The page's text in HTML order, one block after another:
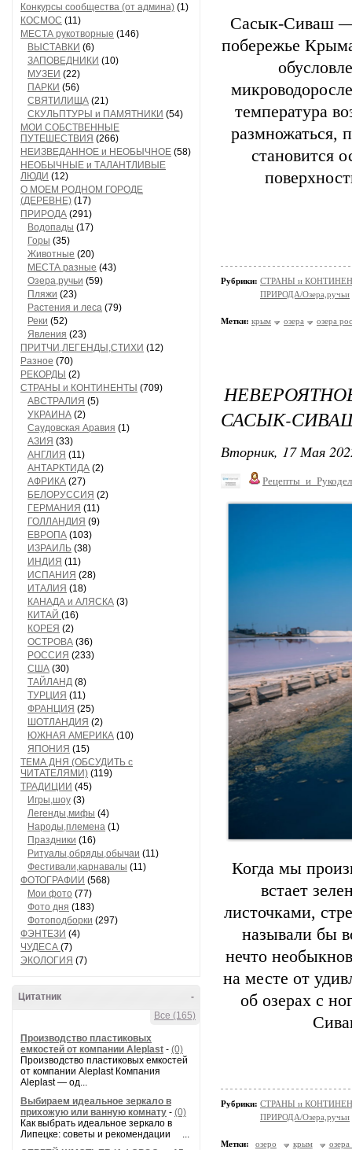
Конкурсы сообщества (от админа) (1)
КОСМОС (11)
МЕСТА рукотворные (146)
ВЫСТАВКИ (6)
ЗАПОВЕДНИКИ (10)
МУЗЕИ (22)
ПАРКИ (56)
СВЯТИЛИЩА (21)
СКУЛЬПТУРЫ и ПАМЯТНИКИ (54)
МОИ СОБСТВЕННЫЕ
ПУТЕШЕСТВИЯ (266)
НЕИЗВЕДАННОЕ и НЕОБЫЧНОЕ (58)
НЕОБЫЧНЫЕ и ТАЛАНТЛИВЫЕ
ЛЮДИ (12)
О МОЕМ РОДНОМ ГОРОДЕ
(ДЕРЕВНЕ) (17)
ПРИРОДА (291)
Водопады (17)
Горы (35)
Животные (20)
МЕСТА разные (43)
Озера,ручьи (59)
Пляжи (23)
Растения и леса (79)
Реки (52)
Явления (23)
ПРИТЧИ,ЛЕГЕНДЫ,СТИХИ (12)
Разное (70)
РЕКОРДЫ (2)
СТРАНЫ и КОНТИНЕНТЫ (709)
АВСТРАЛИЯ (5)
УКРАИНА (2)
Саудовская Аравия (1)
АЗИЯ (33)
АНГЛИЯ (11)
АНТАРКТИДА (2)
АФРИКА (27)
БЕЛОРУССИЯ (2)
ГЕРМАНИЯ (11)
ГОЛЛАНДИЯ (9)
ЕВРОПА (103)
ИЗРАИЛЬ (38)
ИНДИЯ (11)
ИСПАНИЯ (28)
ИТАЛИЯ (18)
КАНАДА и АЛЯСКА (3)
КИТАЙ (16)
КОРЕЯ (2)
ОСТРОВА (36)
РОССИЯ (233)
США (30)
ТАЙЛАНД (8)
ТУРЦИЯ (11)
ФРАНЦИЯ (25)
ШОТЛАНДИЯ (2)
ЮЖНАЯ АМЕРИКА (10)
ЯПОНИЯ (15)
ТЕМА ДНЯ (ОБСУДИТЬ с
ЧИТАТЕЛЯМИ) (119)
ТРАДИЦИИ (45)
Игры,шоу (3)
Легенды,мифы (4)
Народы,племена (1)
Праздники (16)
Ритуалы,обряды,обычаи (11)
Фестивали,карнавалы (11)
ФОТОГРАФИИ (568)
Мои фото (77)
Фото дня (183)
Фотоподборки (297)
ФЭНТЕЗИ (4)
ЧУДЕСА (7)
ЭКОЛОГИЯ (7)
-
Цитатник
Все (165)
Производство пластиковых
емкостей от компании Aleplast - (0)
Производство пластиковых емкостей
от компании Aleplast Компания
Aleplast — од...
Выбираем идеальное зеркало в
прихожую или ванную комнату - (0)
Как выбрать идеальное зеркало в
Липецке: советы и рекомендации ...
Сасык-Сиваш —
побережье
температура
размножаться,
становится
Рубрики: СТРАНЫ и
ПРИРОДА/Озера,ручьи
Метки: крым озера озера
САСЫК-
Вторник, 17 Мая
Когда мы
встает
листочками,
называли бы
нечто
на месте от
об озерах с
Рубрики: СТРАНЫ и
ПРИРОДА/Озера,ручьи
Метки: озеро крым